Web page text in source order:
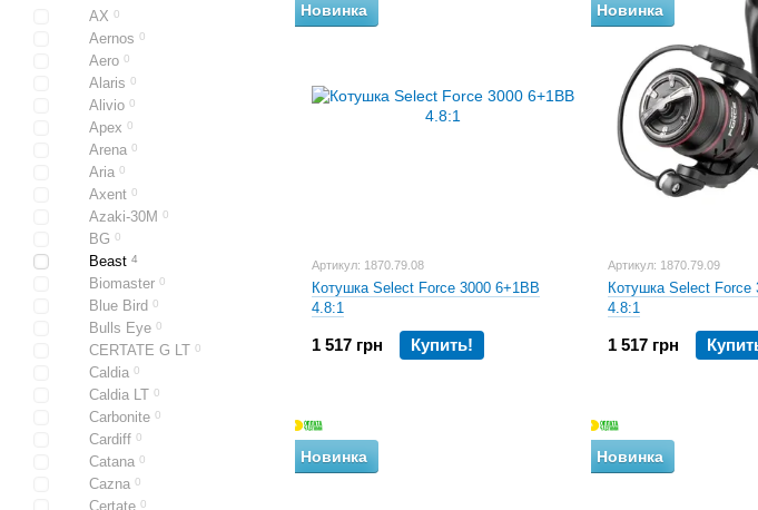
Новинка
Артикул: 1870.79.08
Котушка Select Force 3000 6+1BB
4.8:1
1 517 грн Купить!
Новинка
Артикул: 1870.79.09
Котушка Select Force
4.8:1
1 517 грн
Новинка Новинка
AX 0
Aernos 0
Aero 0
Alaris 0
Alivio 0
Apex 0
Arena 0
Aria 0
Axent 0
Azaki-30M 0
BG 0
Beast 4
Biomaster 0
Blue Bird 0
Bulls Eye 0
CERTATE G LT 0
Caldia 0
Caldia LT 0
Carbonite 0
Cardiff 0
Catana 0
Cazna 0
Certate 0